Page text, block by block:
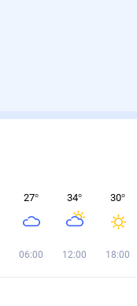
27°
06:00
34°
12:00
30°
18:00